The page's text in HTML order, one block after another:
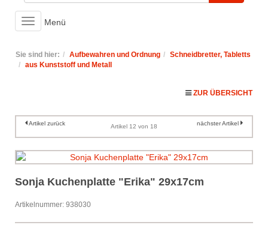
Toggle
navigation
Menü
Sie sind hier: Aufbewahren und Ordnung
Schneidbretter, Tabletts
aus Kunststoff und Metall
ZUR ÜBERSICHT
Artikel zurück Artikel 12 von 18 nächster Artikel
Sonja Kuchenplatte "Erika" 29x17cm
Artikelnummer: 938030